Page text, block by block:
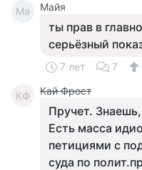
Ма Майя
ты прав в
серьёзный
7 лет 7
КФ Кай Фрост
Пручет.
Есть масса
петициями с
суда по